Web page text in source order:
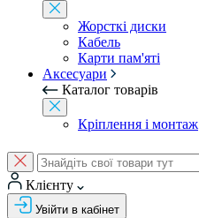
Жорсткі диски
Кабель
Карти пам'яті
Аксесуари
Каталог товарів
Кріплення і монтаж
Клієнту
Увійти в кабінет